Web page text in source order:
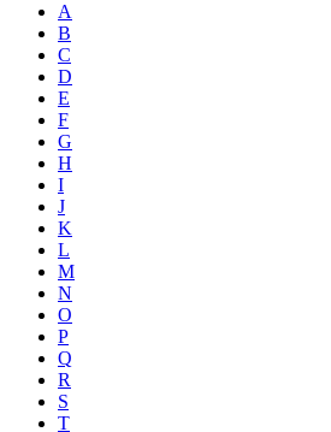
A
B
C
D
E
F
G
H
I
J
K
L
M
N
O
P
Q
R
S
T